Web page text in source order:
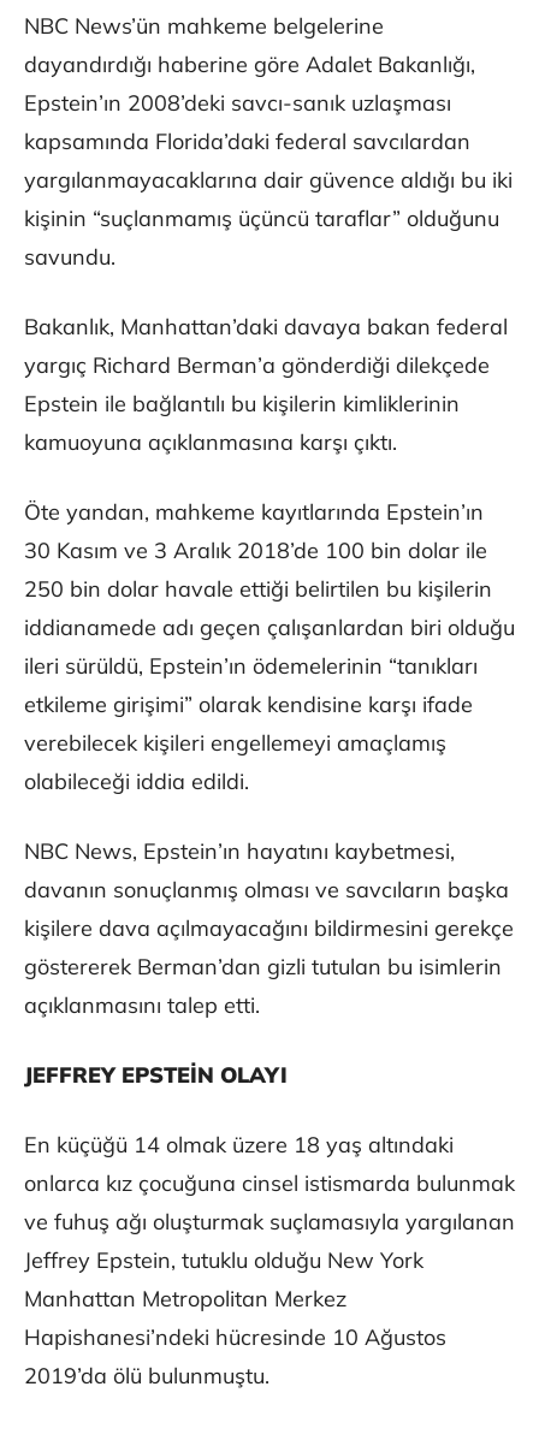
NBC News’ün mahkeme belgelerine
dayandırdığı haberine göre Adalet Bakanlığı,
Epstein’ın 2008’deki savcı-sanık uzlaşması
kapsamında Florida’daki federal savcılardan
yargılanmayacaklarına dair güvence aldığı bu iki
kişinin “suçlanmamış üçüncü taraflar” olduğunu
savundu.
Bakanlık, Manhattan’daki davaya bakan federal
yargıç Richard Berman’a gönderdiği dilekçede
Epstein ile bağlantılı bu kişilerin kimliklerinin
kamuoyuna açıklanmasına karşı çıktı.
Öte yandan, mahkeme kayıtlarında Epstein’ın
30 Kasım ve 3 Aralık 2018’de 100 bin dolar ile
250 bin dolar havale ettiği belirtilen bu kişilerin
iddianamede adı geçen çalışanlardan biri olduğu
ileri sürüldü, Epstein’ın ödemelerinin “tanıkları
etkileme girişimi” olarak kendisine karşı ifade
verebilecek kişileri engellemeyi amaçlamış
olabileceği iddia edildi.
NBC News, Epstein’ın hayatını kaybetmesi,
davanın sonuçlanmış olması ve savcıların başka
kişilere dava açılmayacağını bildirmesini gerekçe
göstererek Berman’dan gizli tutulan bu isimlerin
açıklanmasını talep etti.
JEFFREY EPSTEİN OLAYI
En küçüğü 14 olmak üzere 18 yaş altındaki
onlarca kız çocuğuna cinsel istismarda bulunmak
ve fuhuş ağı oluşturmak suçlamasıyla yargılanan
Jeffrey Epstein, tutuklu olduğu New York
Manhattan Metropolitan Merkez
Hapishanesi’ndeki hücresinde 10 Ağustos
2019’da ölü bulunmuştu.